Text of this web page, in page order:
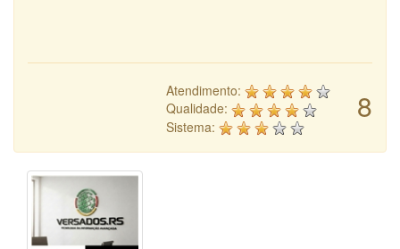
8
Atendimento:
Qualidade:
Sistema: